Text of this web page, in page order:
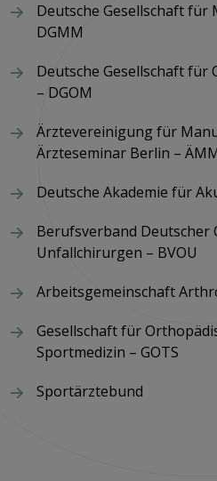
Deutsche Gesellschaft für
DGMM
Deutsche Gesellschaft für
– DGOM
Ärztevereinigung für
Ärzteseminar Berlin –
Deutsche Akademie für
Berufsverband Deutscher
Unfallchirurgen – BVOU
Arbeitsgemeinschaft
Gesellschaft für
Sportmedizin – GOTS
Sportärztebund